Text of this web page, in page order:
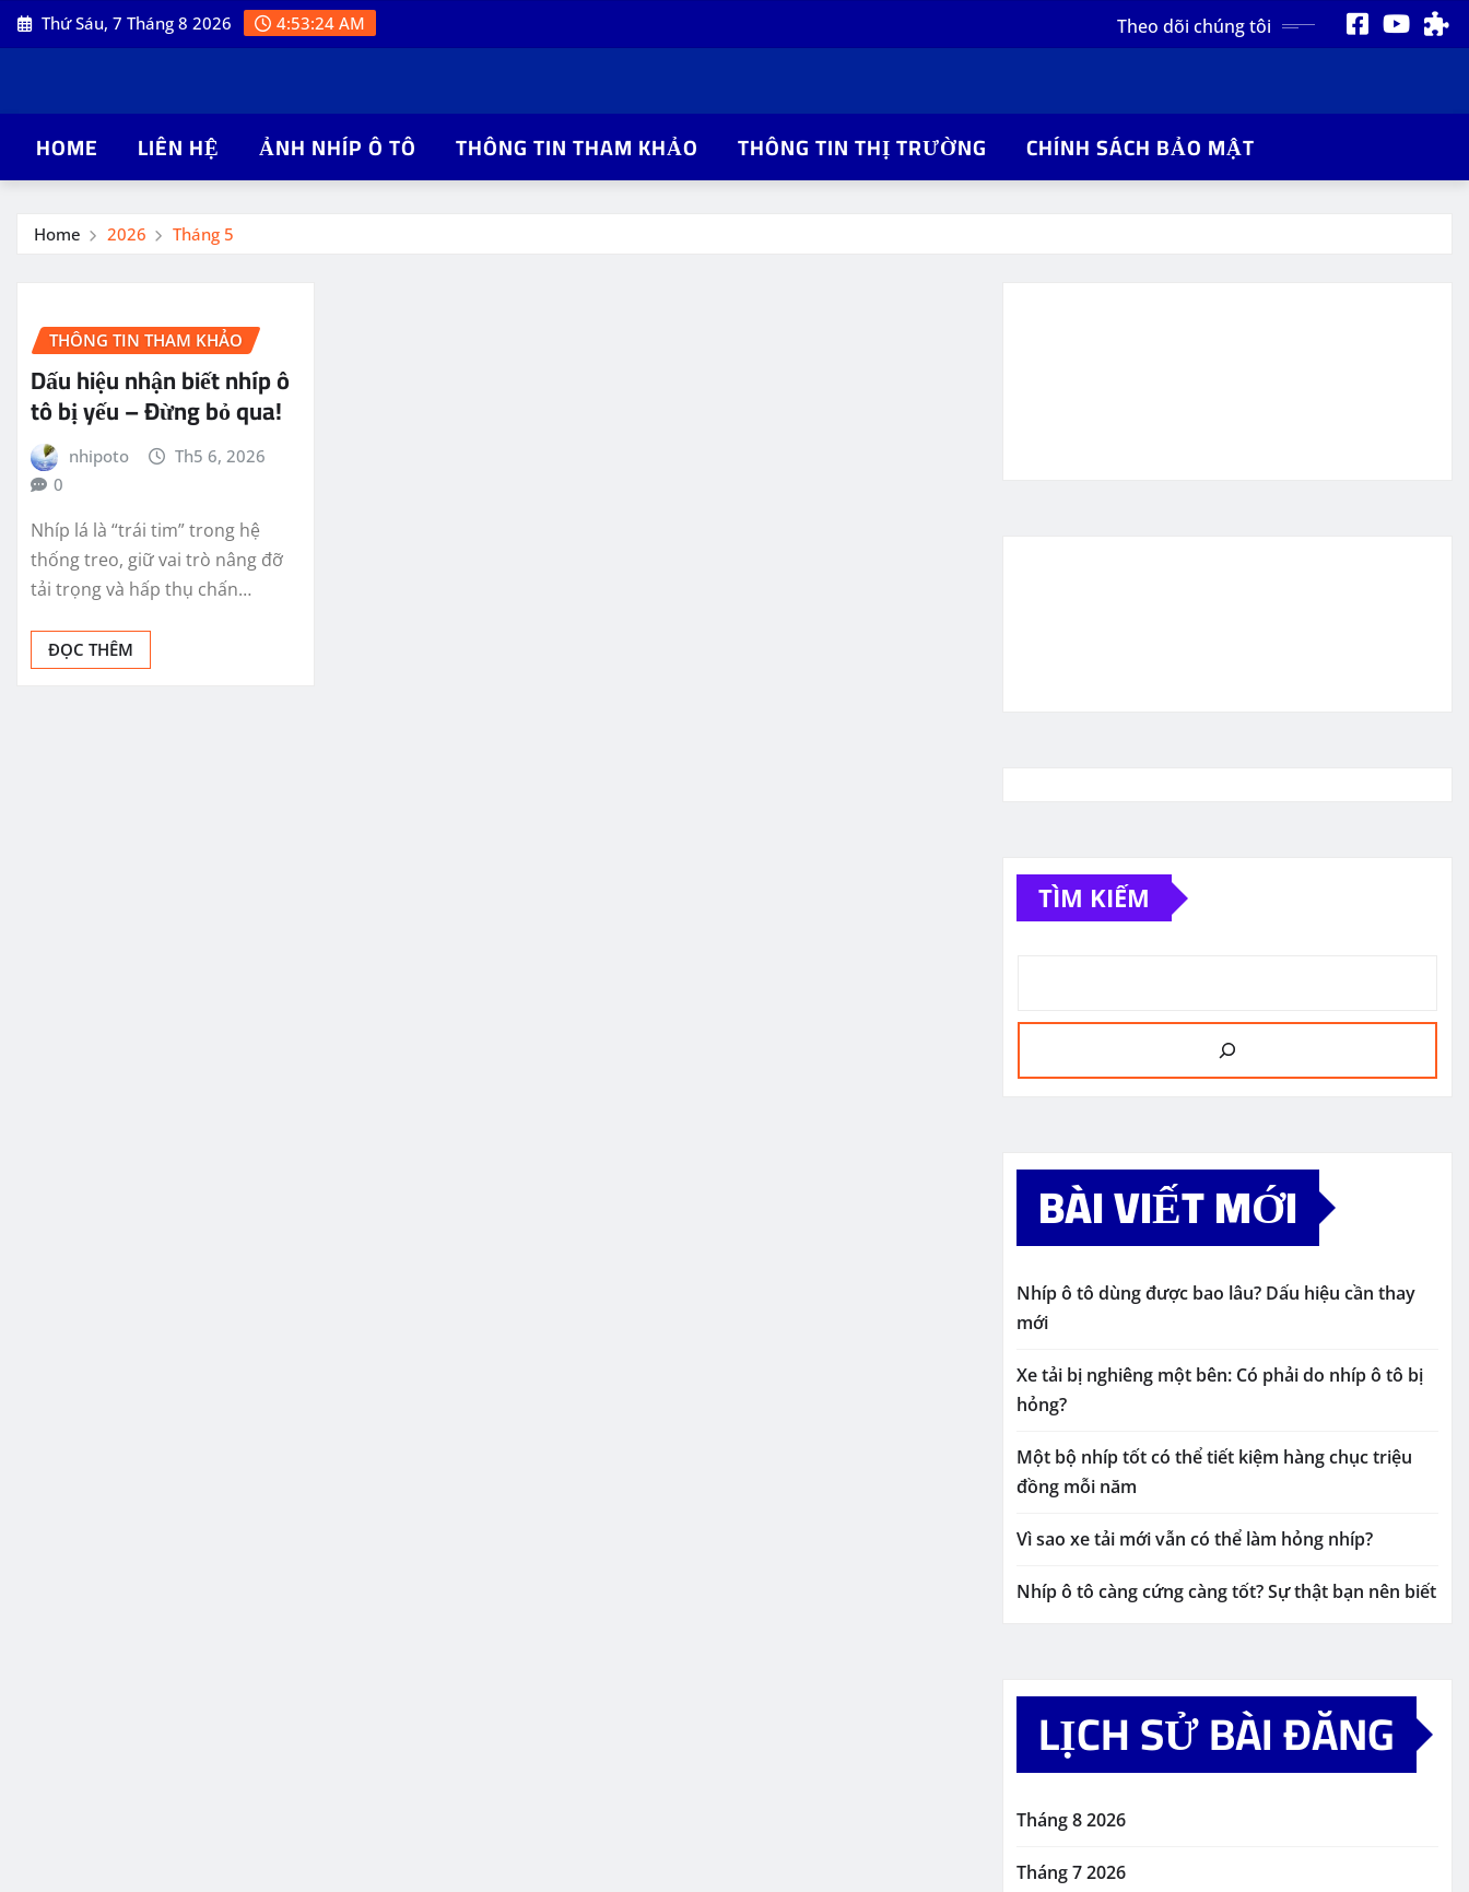
Skip
to
Thứ Sáu, 7 Tháng 8 2026 4:53:25 AM Theo dõi chúng tôi
HOME LIÊN HỆ ẢNH NHÍP Ô TÔ THÔNG TIN THAM KHẢO THÔNG TIN THỊ TRƯỜNG CHÍNH SÁCH BẢO MẬT
Home 2026 Tháng 5
THÔNG TIN THAM KHẢO
Dấu hiệu nhận biết nhíp ô
tô bị yếu – Đừng bỏ qua!
nhipoto
Th5 6, 2026
0
Nhíp lá là “trái tim” trong hệ
thống treo, giữ vai trò nâng đỡ
tải trọng và hấp thụ chấn…
ĐỌC THÊM
TÌM KIẾM
BÀI VIẾT MỚI
Nhíp ô tô dùng được bao lâu? Dấu hiệu cần thay
mới
Xe tải bị nghiêng một bên: Có phải do nhíp ô tô bị
hỏng?
Một bộ nhíp tốt có thể tiết kiệm hàng chục triệu
đồng mỗi năm
Vì sao xe tải mới vẫn có thể làm hỏng nhíp?
Nhíp ô tô càng cứng càng tốt? Sự thật bạn nên biết
LỊCH SỬ BÀI ĐĂNG
Tháng 8 2026
Tháng 7 2026